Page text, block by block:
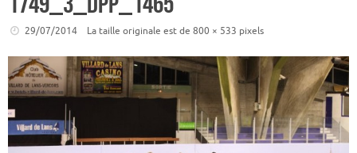
29/07/2014 La taille originale est de 800 × 533 pixels